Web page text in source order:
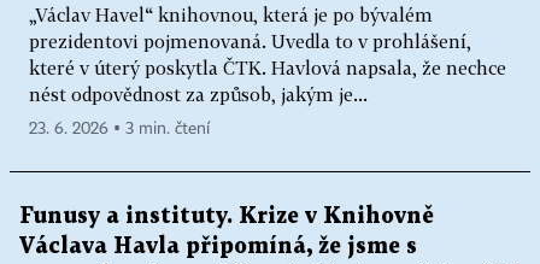
„Václav Havel“ knihovnou, která je po bývalém
prezidentovi pojmenovaná. Uvedla to v prohlášení,
které v úterý poskytla ČTK. Havlová napsala, že nechce
nést odpovědnost za způsob, jakým je...
23. 6. 2026 ▪ 3 min. čtení
Funusy a instituty. Krize v Knihovně
Václava Havla připomíná, že jsme s